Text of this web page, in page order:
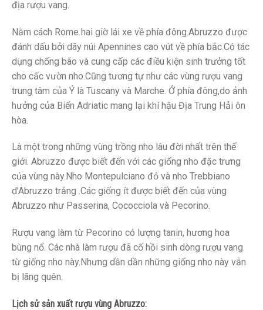
địa rượu vang.
Nằm cách Rome hai giờ lái xe về phía đông.Abruzzo được
đánh dấu bởi dãy núi Apennines cao vút về phía bắc.Có tác
dụng chống bão và cung cấp các điều kiện sinh trưởng tốt
cho cấc vườn nho.Cũng tương tự như các vùng rượu vang
trung tâm của Ý là Tuscany và Marche. Ở phía đông,do ảnh
hưởng của Biển Adriatic mang lại khí hậu Địa Trung Hải ôn
hòa.
Là một trong những vùng trồng nho lâu đời nhất trên thế
giới. Abruzzo được biết đến với các giống nho đặc trưng
của vùng này.Nho Montepulciano đỏ và nho Trebbiano
d’Abruzzo trắng .Các giống ít được biết đến của vùng
Abruzzo như Passerina, Cococciola và Pecorino.
Rượu vang làm từ Pecorino có lượng tanin, hương hoa
bùng nổ. Các nhà làm rượu đã cố hồi sinh dòng rượu vang
từ giống nho này.Nhưng dần dần những giống nho này vẫn
bị lãng quên.
Lịch sử sản xuất rượu vùng Abruzzo: